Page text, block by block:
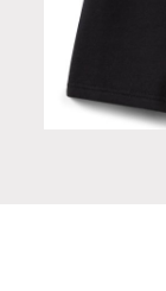
Pantaloni